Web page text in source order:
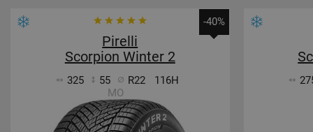
-40%
Pirelli
Scorpion Winter 2
325 55 R22
116H
MO